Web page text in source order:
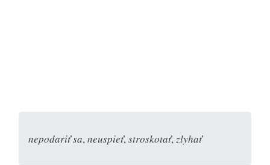
nepodariť sa, neuspieť, stroskotať, zlyhať